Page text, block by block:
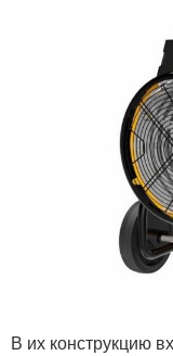
В их конструкцию